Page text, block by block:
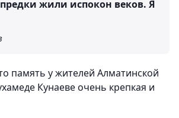
жили испокон веков. Я
память у жителей Алматинской
Кунаеве очень крепкая и